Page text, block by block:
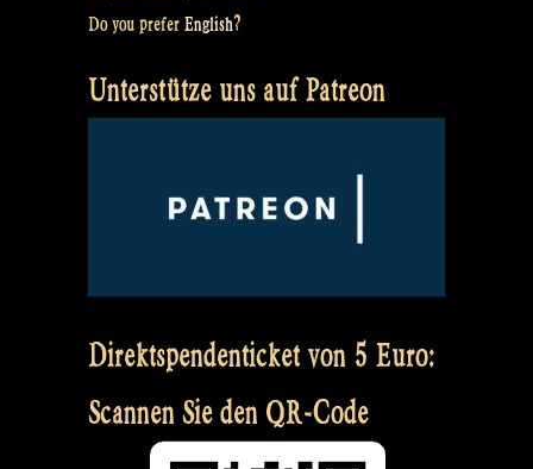
Do you prefer English?
Unterstütze uns auf Patreon
Direktspendenticket von 5 Euro:
Scannen Sie den QR-Code